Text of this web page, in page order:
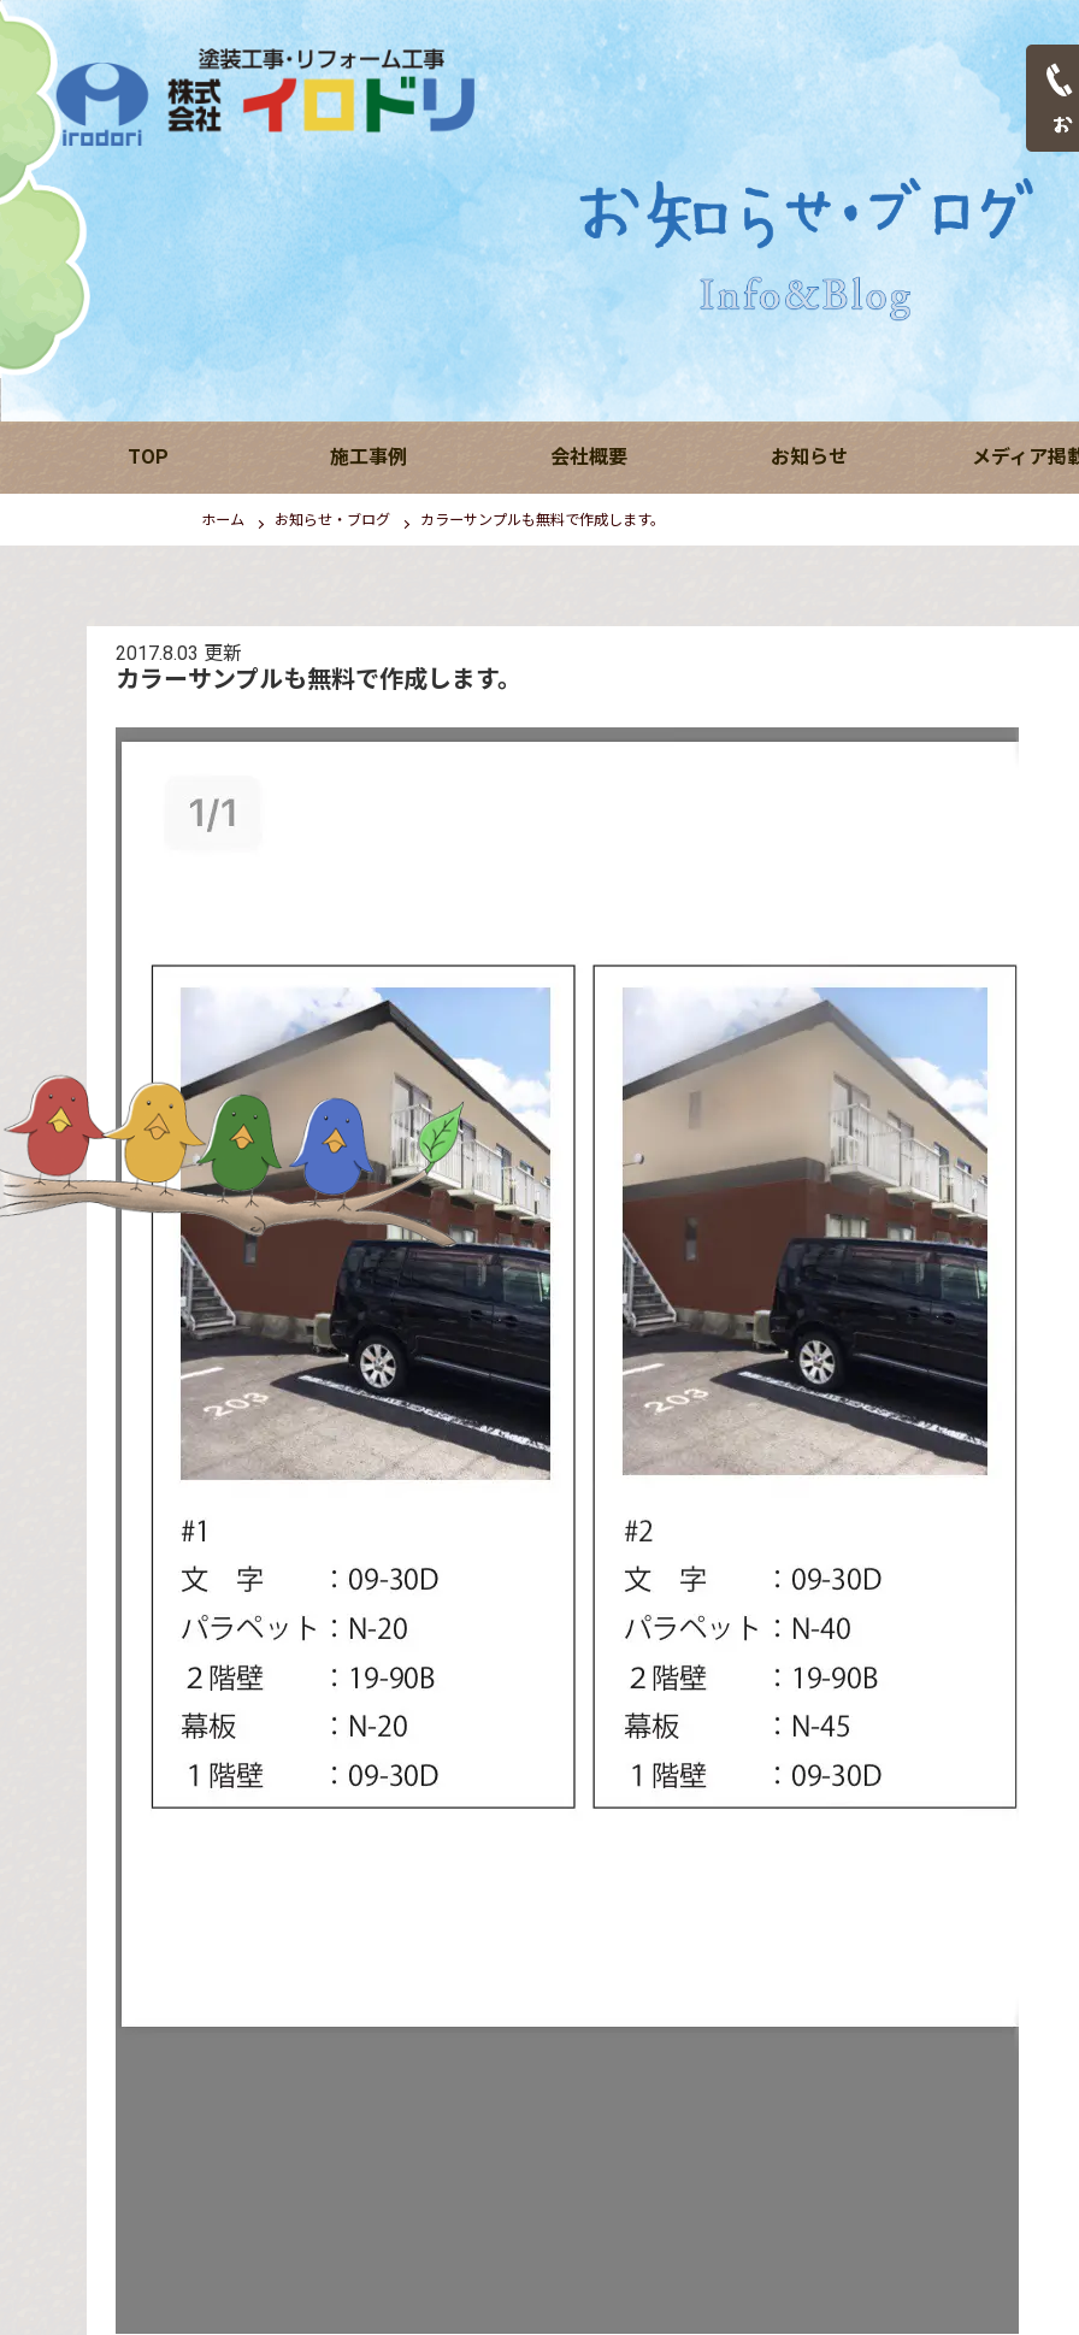
TOP 施工事例 会社概要 お知らせ メディア掲
ホーム お知らせ・ブログ カラーサンプルも無料で作成します。
2017.8.03 更新
カラーサンプルも無料で作成します。